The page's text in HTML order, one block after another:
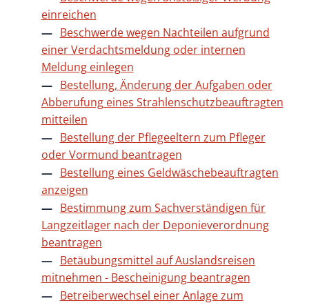
einreichen
Beschwerde wegen Nachteilen aufgrund
einer Verdachtsmeldung oder internen
Meldung einlegen
Bestellung, Änderung der Aufgaben oder
Abberufung eines Strahlenschutzbeauftragten
mitteilen
Bestellung der Pflegeeltern zum Pfleger
oder Vormund beantragen
Bestellung eines Geldwäschebeauftragten
anzeigen
Bestimmung zum Sachverständigen für
Langzeitlager nach der Deponieverordnung
beantragen
Betäubungsmittel auf Auslandsreisen
mitnehmen - Bescheinigung beantragen
Betreiberwechsel einer Anlage zum